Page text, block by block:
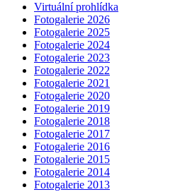
Virtuální prohlídka
Fotogalerie 2026
Fotogalerie 2025
Fotogalerie 2024
Fotogalerie 2023
Fotogalerie 2022
Fotogalerie 2021
Fotogalerie 2020
Fotogalerie 2019
Fotogalerie 2018
Fotogalerie 2017
Fotogalerie 2016
Fotogalerie 2015
Fotogalerie 2014
Fotogalerie 2013